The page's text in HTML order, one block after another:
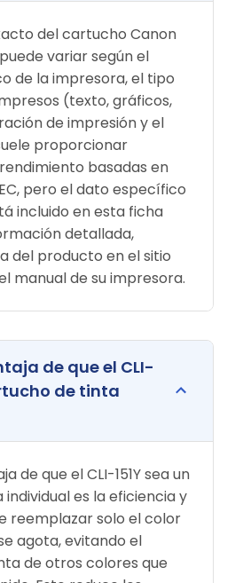
del cartucho Canon
variar según el
de la impresora, el tipo
(texto, gráficos,
de impresión y el
proporcionar
basadas en
pero el dato específico
incluido en esta ficha
detallada,
del producto en el sitio
manual de su impresora.
de que el CLI-
de tinta
de que el CLI-151Y sea un
es la eficiencia y
reemplazar solo el color
agota, evitando el
de otros colores que